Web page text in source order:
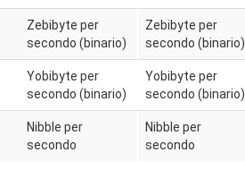
Zebibyte per
secondo (binario)
Yobibyte per
secondo (binario)
Nibble per
secondo
Zebibyte per
secondo (binario)
Yobibyte per
secondo (binario)
Nibble per
secondo